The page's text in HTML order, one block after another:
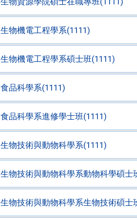
生物機電工程學系(1111)
生物機電工程學系碩士班(1111)
食品科學系(1111)
食品科學系進修學士班(1111)
生物技術與動物科學系(1111)
生物技術與動物科學系動物科學碩士
生物技術與動物科學系生物技術碩士